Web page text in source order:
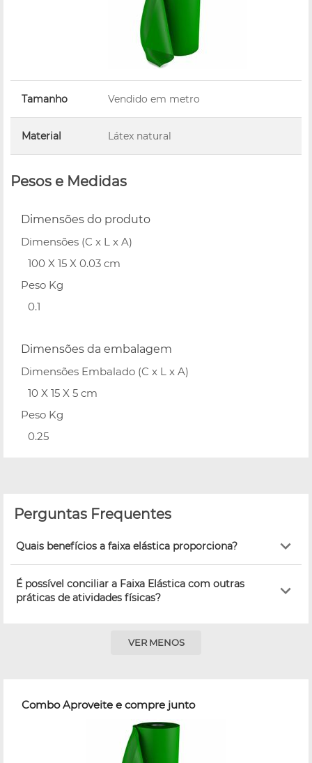
Tamanho Vendido em metro
Material Látex natural
Pesos e Medidas
Dimensões do produto
Dimensões (C x L x A)
100 X 15 X 0.03 cm
Peso Kg
0.1
Dimensões da embalagem
Dimensões Embalado (C x L x A)
10 X 15 X 5 cm
Peso Kg
0.25
Perguntas Frequentes
Quais benefícios a faixa elástica proporciona?
É possível conciliar a Faixa Elástica com outras
práticas de atividades físicas?
VER MENOS
Combo Aproveite e compre junto